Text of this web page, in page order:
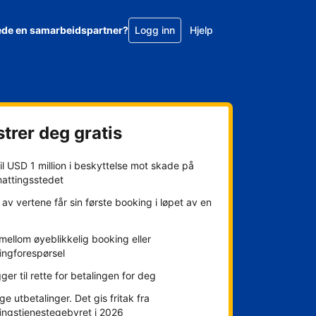
en samarbeidspartner? Logg inn Hjelp
deg gratis
USD 1 million i beskyttelse mot skade på
av vertene får sin første booking i løpet av en
øyeblikkelig booking eller
til rette for betalingen for deg
utbetalinger. Det gis fritak fra
i 2026